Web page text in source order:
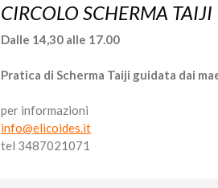
CIRCOLO SCHERMA TAIJI
Dalle 14,30 alle 17.00
Pratica di Scherma Taiji guidata dai
per informazioni
info@elicoides.it
tel 3487021071